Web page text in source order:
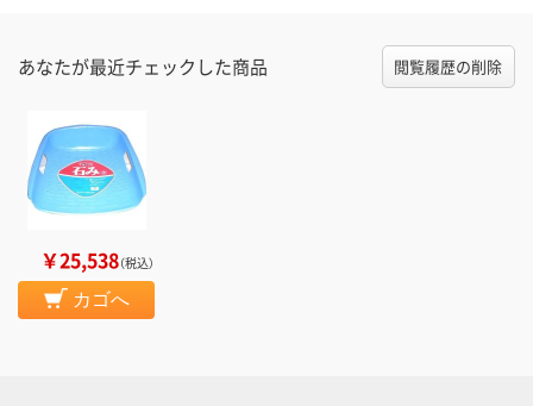
あなたが最近チェックした商品 閲覧履歴の削除
￥25,538（税込）
カゴへ